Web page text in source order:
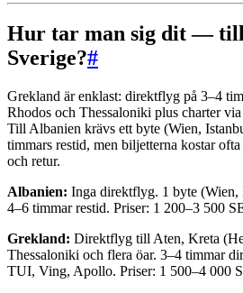
Hur tar man sig dit —
Sverige?#
Grekland är enklast: direktflyg på 3–4
Rhodos och Thessaloniki plus charter
Till Albanien krävs ett byte (Wien,
timmars restid, men biljetterna kostar
och retur.
Albanien: Inga direktflyg. 1 byte (Wien,
4–6 timmar restid. Priser: 1 200–3 500
Grekland: Direktflyg till Aten, Kreta
Thessaloniki och flera öar. 3–4 timmar
TUI, Ving, Apollo. Priser: 1 500–4 000